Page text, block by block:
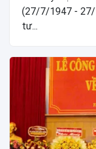
(27/7/1947 - 27/
tư...